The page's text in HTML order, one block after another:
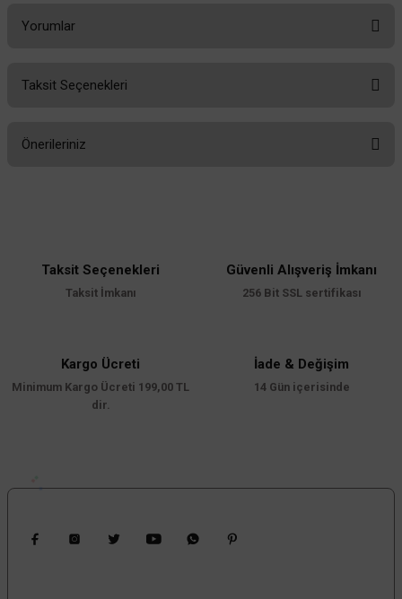
Yorumlar
Taksit Seçenekleri
Önerileriniz
Ürün resmi kalitesiz, bozuk veya görüntülenemiyor.
Ürün fiyatı diğer sitelerden daha pahalı.
Bu ürüne benzer farklı alternatifler olmalı.
Taksit Seçenekleri
Taksit İmkanı
Güvenli Alışveriş İmkanı
256 Bit SSL sertifikası
Kargo Ücreti
Minimum Kargo Ücreti 199,00 TL
dir.
İade & Değişim
14 Gün içerisinde